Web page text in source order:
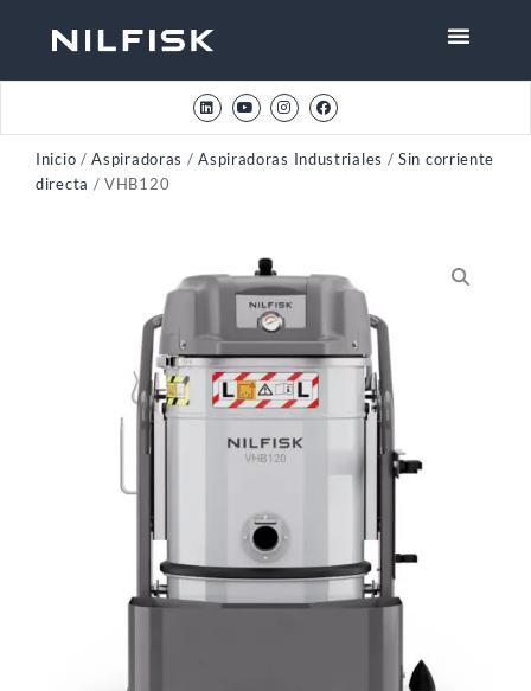
Inicio /Aspiradoras /Aspiradoras Industriales /Sin corriente
directa / VHB120